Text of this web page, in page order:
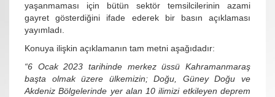
yaşanmaması için bütün sektör temsilcilerinin azami
gayret gösterdiğini ifade ederek bir basın açıklaması
yayımladı.
Konuya ilişkin açıklamanın tam metni aşağıdadır:
“6 Ocak 2023 tarihinde merkez üssü Kahramanmaraş
başta olmak üzere ülkemizin; Doğu, Güney Doğu ve
Akdeniz Bölgelerinde yer alan 10 ilimizi etkileyen deprem